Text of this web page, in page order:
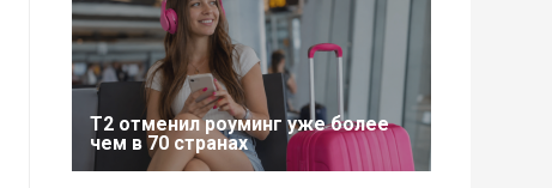
Т2 отменил роуминг уже более
чем в 70 странах